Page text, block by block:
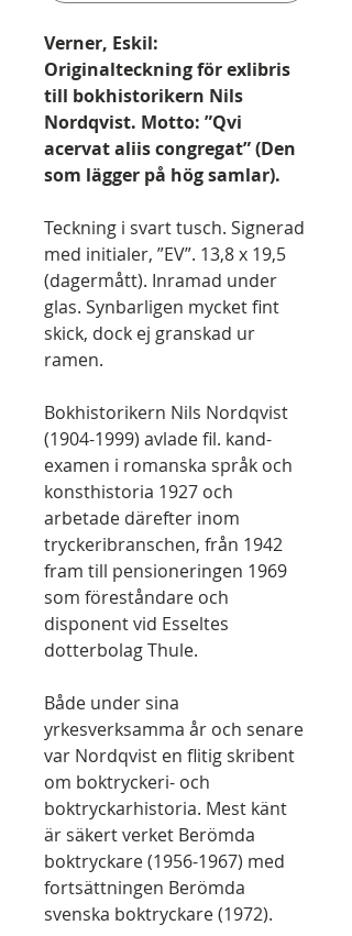
Verner, Eskil:
Originalteckning för exlibris
till bokhistorikern Nils
Nordqvist. Motto: ”Qvi
acervat aliis congregat” (Den
som lägger på hög samlar).
Teckning i svart tusch. Signerad
med initialer, ”EV”. 13,8 x 19,5
(dagermått). Inramad under
glas. Synbarligen mycket fint
skick, dock ej granskad ur
ramen.
Bokhistorikern Nils Nordqvist
(1904-1999) avlade fil. kand-
examen i romanska språk och
konsthistoria 1927 och
arbetade därefter inom
tryckeribranschen, från 1942
fram till pensioneringen 1969
som föreståndare och
disponent vid Esseltes
dotterbolag Thule.
Både under sina
yrkesverksamma år och senare
var Nordqvist en flitig skribent
om boktryckeri- och
boktryckarhistoria. Mest känt
är säkert verket Berömda
boktryckare (1956-1967) med
fortsättningen Berömda
svenska boktryckare (1972).